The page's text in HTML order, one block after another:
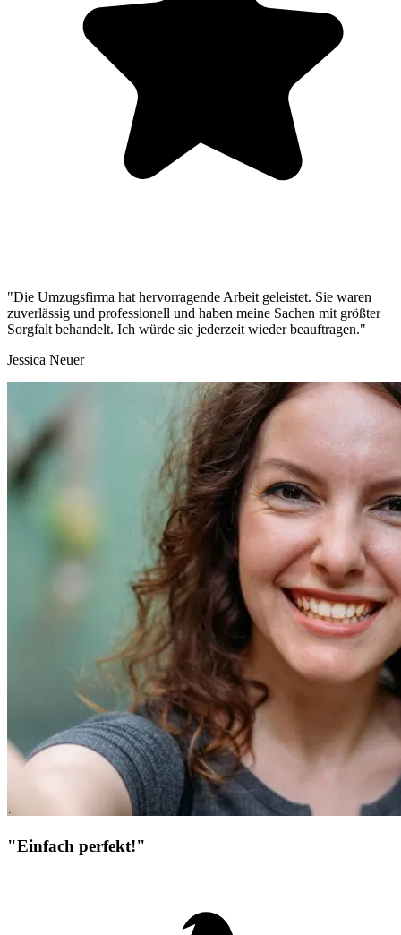
"Die Umzugsfirma hat hervorragende Arbeit geleistet. Sie waren
zuverlässig und professionell und haben meine Sachen mit größter
Sorgfalt behandelt. Ich würde sie jederzeit wieder beauftragen."
Jessica Neuer
"Einfach perfekt!"